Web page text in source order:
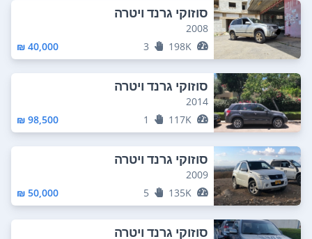
סוזוקי גרנד ויטרה
2008
198K
3
40,000 ₪
סוזוקי גרנד ויטרה
2014
117K
1
98,500 ₪
סוזוקי גרנד ויטרה
2009
135K
5
50,000 ₪
סוזוקי גרנד ויטרה